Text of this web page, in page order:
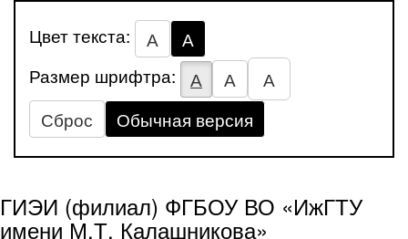
Цвет текста: А
А
Размер шрифтра:
А А
А
Сброс
Обычная версия
ГИЭИ (филиал) ФГБОУ ВО «ИжГТУ
имени М.Т. Калашникова»